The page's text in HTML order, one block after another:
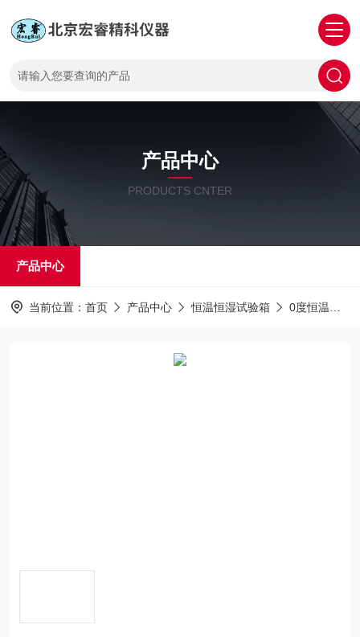
产品中心
PRODUCTS CNTER
产品中心
当前位置： 首页 产品中心 恒温恒湿试验箱 0度恒温恒湿试验机